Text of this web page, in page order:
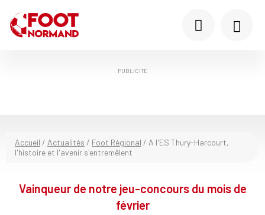
PUBLICITÉ
Accueil / Actualités / Foot Régional / A l'ES Thury-Harcourt,
l'histoire et l'avenir s'entremêlent
Vainqueur de notre jeu-concours du mois de
février